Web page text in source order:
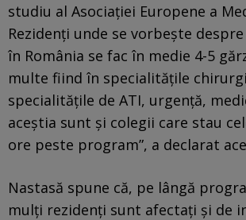
studiu al Asociaţiei Europene a
Rezidenţi unde se vorbeşte
în România se fac în medie 4-5
multe fiind în specialităţile
specialităţile de ATI, urgenţă,
aceştia sunt şi colegii care stau
ore peste program”, a declarat
Nastasă spune că, pe lângă
mulți rezidenți sunt afectați și de